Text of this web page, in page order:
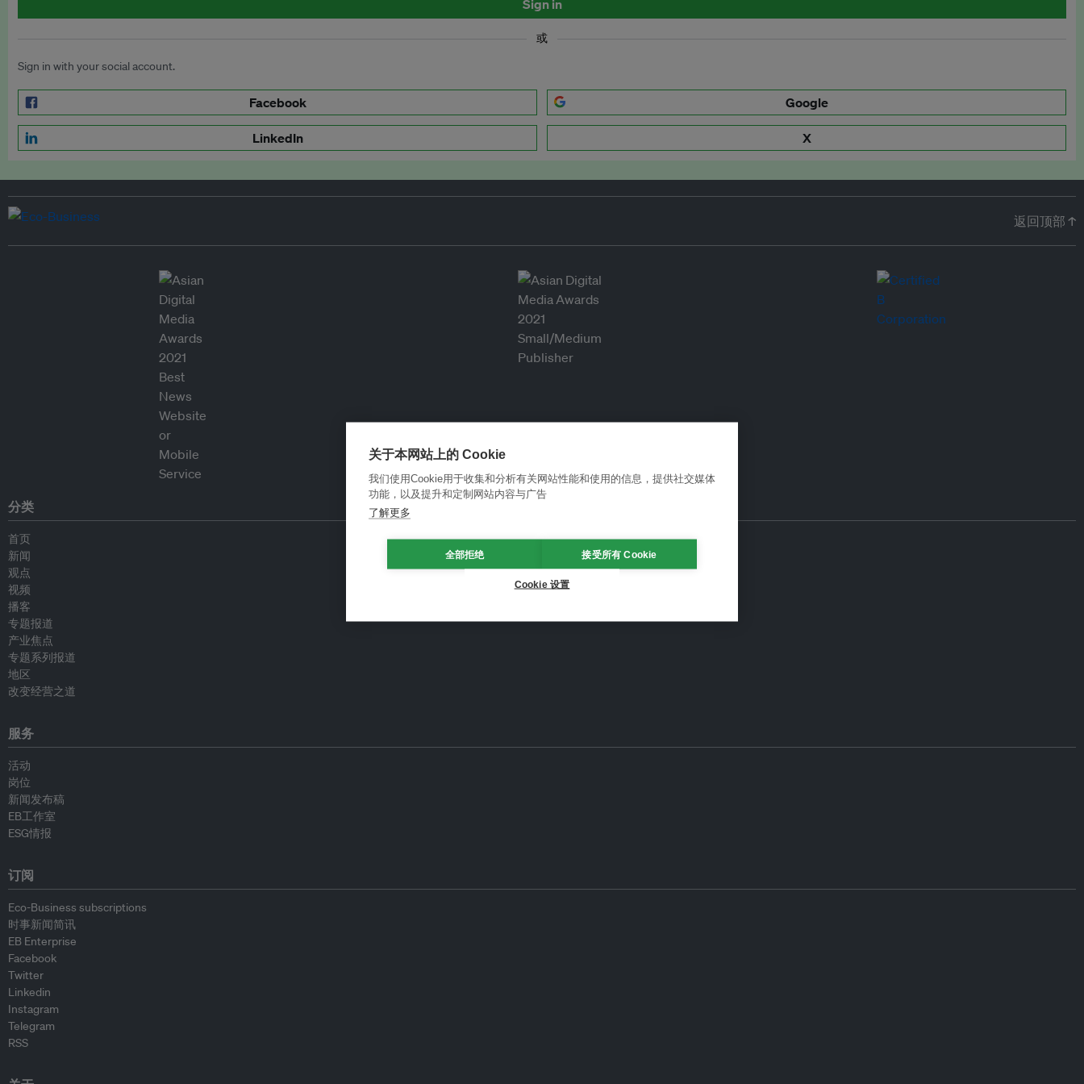
Sign in
或
Sign in with your social account.
Facebook Google
LinkedIn X
返回顶部 ↑
分类
首页
新闻
观点
视频
播客
专题报道
产业焦点
专题系列报道
地区
改变经营之道
服务
活动
岗位
新闻发布稿
EB工作室
ESG情报
订阅
Eco-Business subscriptions
时事新闻简讯
EB Enterprise
Facebook
Twitter
Linkedin
Instagram
Telegram
RSS
关于本网站上的 Cookie
我们使用Cookie用于收集和分析有关网站性能和使用的信息，提供社交媒体
功能，以及提升和定制网站内容与广告
了解更多
全部拒绝 接受所有 Cookie
Cookie 设置